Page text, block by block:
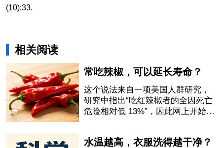
(10):33.
相关阅读
常吃辣椒，可以延长寿命？
这个说法来自一项美国人群研究，
研究中指出“吃红辣椒者的全因死亡
危险相对低 13%”，因此网上开始流
水温越高，衣服洗得越干净？